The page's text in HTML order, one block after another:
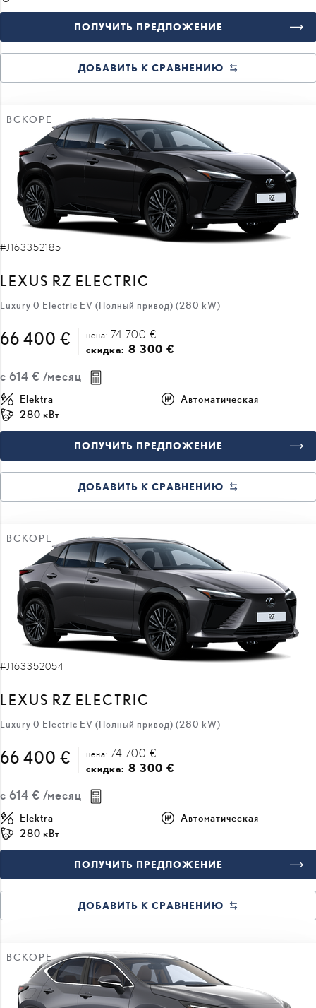
ПОЛУЧИТЬ ПРЕДЛОЖЕНИЕ
ДОБАВИТЬ К СРАВНЕНИЮ
ВСКОРЕ
#J163352185
LEXUS RZ ELECTRIC
Luxury 0 Electric EV (Полный привод) (280 kW)
66 400 € цена: 74 700 €
скидка: 8 300 €
с 614 € /месяц
Elektra
Автоматическая
280 кВт
ПОЛУЧИТЬ ПРЕДЛОЖЕНИЕ
ДОБАВИТЬ К СРАВНЕНИЮ
ВСКОРЕ
#J163352054
LEXUS RZ ELECTRIC
Luxury 0 Electric EV (Полный привод) (280 kW)
66 400 € цена: 74 700 €
скидка: 8 300 €
с 614 € /месяц
Elektra
Автоматическая
280 кВт
ПОЛУЧИТЬ ПРЕДЛОЖЕНИЕ
ДОБАВИТЬ К СРАВНЕНИЮ
ВСКОРЕ